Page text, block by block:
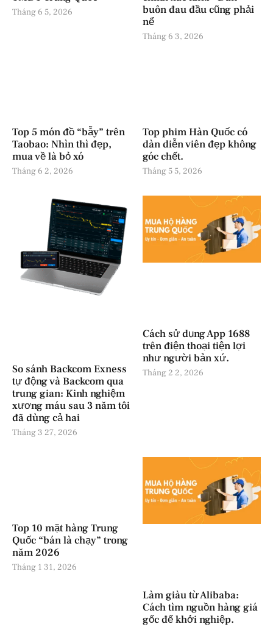
Tháng 6 5, 2026
buôn đau đầu cũng phải
nể
Tháng 6 3, 2026
Top 5 món đồ “bẫy” trên
Taobao: Nhìn thì đẹp,
mua về là bỏ xó
Tháng 6 2, 2026
Top phim Hàn Quốc có
dàn diễn viên đẹp không
góc chết.
Tháng 5 5, 2026
So sánh Backcom Exness
tự động và Backcom qua
trung gian: Kinh nghiệm
xương máu sau 3 năm tôi
đã dùng cả hai
Tháng 3 27, 2026
Cách sử dụng App 1688
trên điện thoại tiện lợi
như người bản xứ.
Tháng 2 2, 2026
Top 10 mặt hàng Trung
Quốc “bán là chạy” trong
năm 2026
Tháng 1 31, 2026
Làm giàu từ Alibaba:
Cách tìm nguồn hàng giá
gốc để khởi nghiệp.